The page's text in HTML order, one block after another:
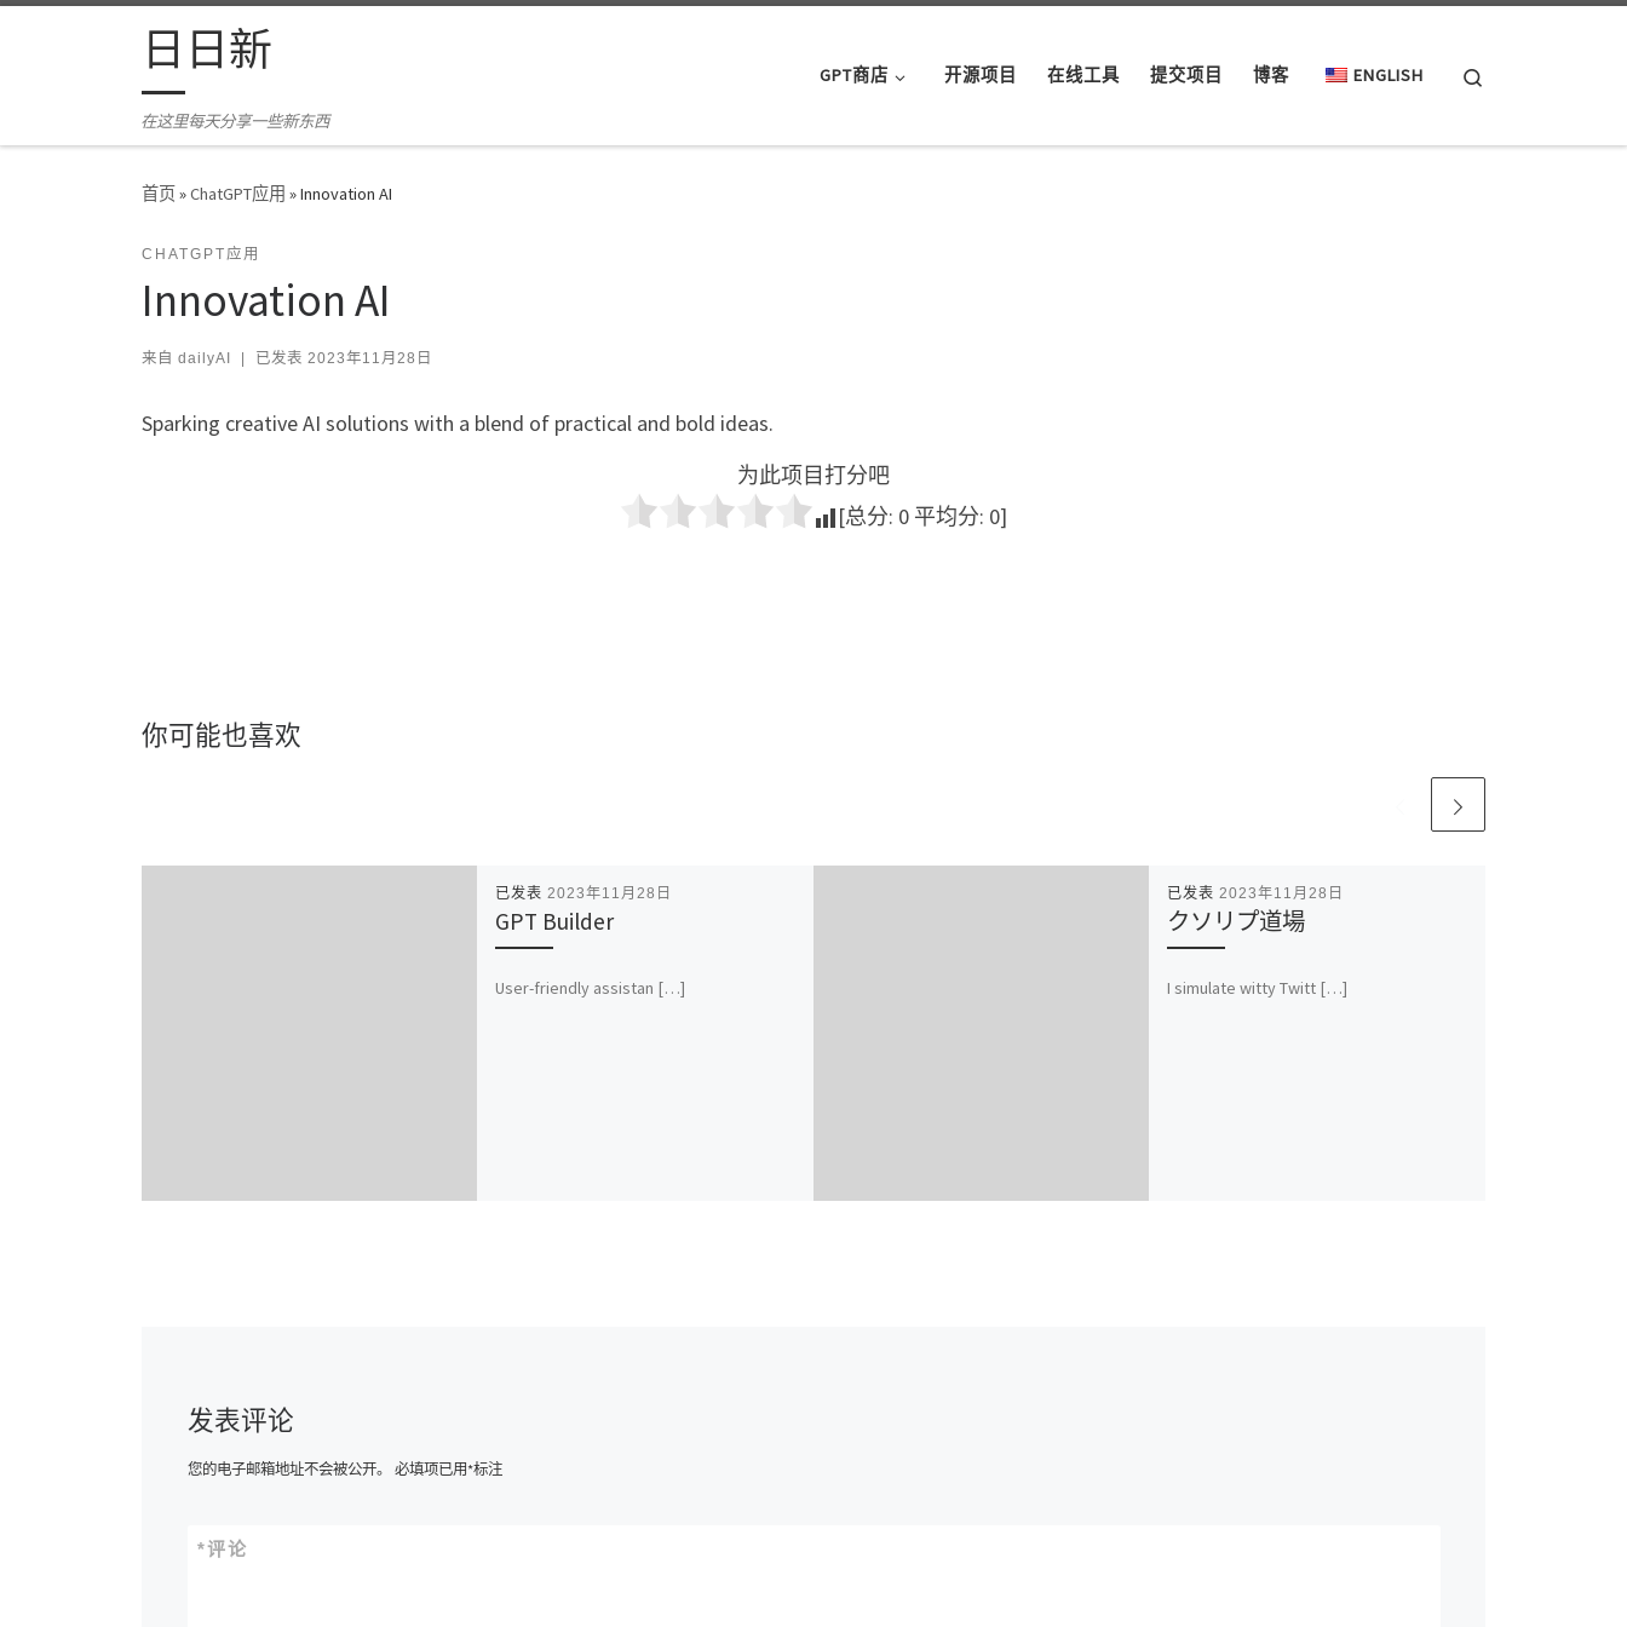
Skip to content日日新
在这里每天分享一些新东西
GPT商店 开源项目 在线工具 提交项目 博客 ENGLISH
首页»ChatGPT应用 »Innovation AI
CHATGPT应用
Innovation AI
来自 dailyAI 已发表 2023年11月28日
Sparking creative AI solutions with a blend of practical and bold ideas.
为此项目打分吧
[总分: 0 平均分: 0]
你可能也喜欢
已发表 2023年11月28日
GPT Builder
User-friendly assistan […]
已发表 2023年11月28日
クソリプ道場
I simulate witty Twitt […]
发表评论
您的电子邮箱地址不会被公开。 必填项已用*标注
评论
*